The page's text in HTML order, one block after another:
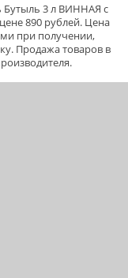
Бутыль 3 л ВИННАЯ с
890 рублей. Цена
при получении,
Продажа товаров в